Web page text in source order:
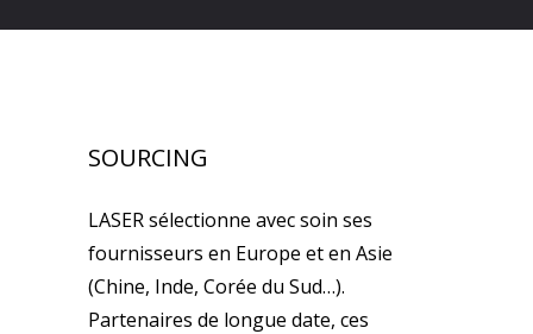
SOURCING
LASER sélectionne avec soin ses
fournisseurs en Europe et en Asie
(Chine, Inde, Corée du Sud…).
Partenaires de longue date, ces